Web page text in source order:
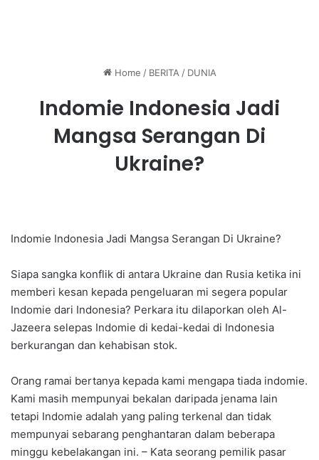
Home / BERITA / DUNIA
Indomie Indonesia Jadi
Mangsa Serangan Di
Ukraine?
Indomie Indonesia Jadi Mangsa Serangan Di Ukraine?
Siapa sangka konflik di antara Ukraine dan Rusia ketika ini
memberi kesan kepada pengeluaran mi segera popular
Indomie dari Indonesia? Perkara itu dilaporkan oleh Al-
Jazeera selepas Indomie di kedai-kedai di Indonesia
berkurangan dan kehabisan stok.
Orang ramai bertanya kepada kami mengapa tiada indomie.
Kami masih mempunyai bekalan daripada jenama lain
tetapi Indomie adalah yang paling terkenal dan tidak
mempunyai sebarang penghantaran dalam beberapa
minggu kebelakangan ini. – Kata seorang pemilik pasar